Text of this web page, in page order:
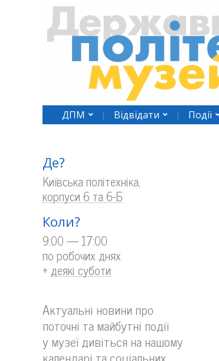
ДПМ Відвідати Події
Де?
Київська політехніка,
корпуси 6 та 6-Б
Коли?
9:00 — 17:00
по робочих днях
+ деякі суботи
Актуальні новини про
поточні та майбутні події
у музеї дивіться на нашому